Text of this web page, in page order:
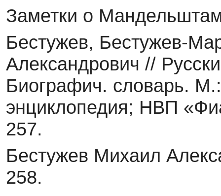
Заметки о
Бестужев, Бестужев-
Александрович //
Биографич. словарь.
энциклопедия; НВП
257.
Бестужев Михаил
258.